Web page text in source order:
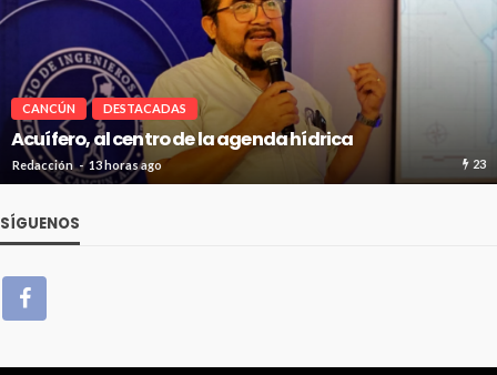
CANCÚN DESTACADAS
Acuífero, al centro de la agenda hídrica
Redacción 13 horas ago 23
SÍGUENOS